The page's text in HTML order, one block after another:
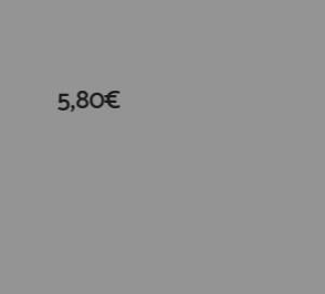
5,80€